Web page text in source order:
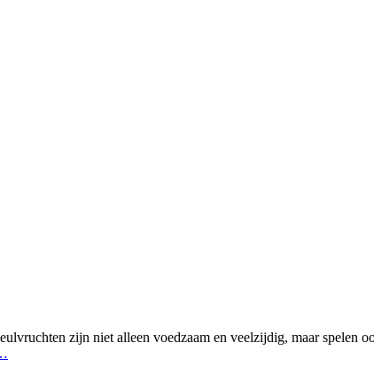
zijn niet alleen voedzaam en veelzijdig, maar spelen